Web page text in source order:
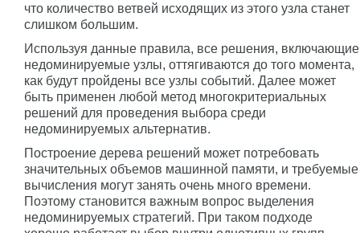
что количество ветвей исходящих из этого узла станет
слишком большим.
Используя данные правила, все решения, включающие
недоминируемые узлы, оттягиваются до того момента,
как будут пройдены все узлы событий. Далее может
быть применен любой метод многокритериальных
решений для проведения выбора среди
недоминируемых альтернатив.
Построение дерева решений может потребовать
значительных объемов машинной памяти, и требуемые
вычисления могут занять очень много времени.
Поэтому становится важным вопрос выделения
недоминируемых стратегий. При таком подходе